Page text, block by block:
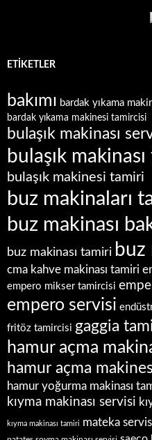
ETIKETLER
bakımı bardak yıkama
bardak yıkama makinesi tamircisi
bulaşık makinası
bulaşık
bulaşık makinesi tamiri
buz makinaları
buz makinası
buz makinası tamiri buz
cma kahve makinası tamiri
empero mikser tamircisi
empero servisi
fritöz tamircisi gaggia
hamur açma
hamur açma
hamur yoğurma makinası
kıyma makinası servisi
kıyma makinası tamiri mateka